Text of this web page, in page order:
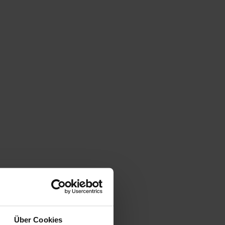
Über Cookies